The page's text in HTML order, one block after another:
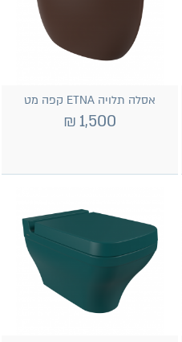
אסלה תלויה ETNA קפה מט
1,500
₪